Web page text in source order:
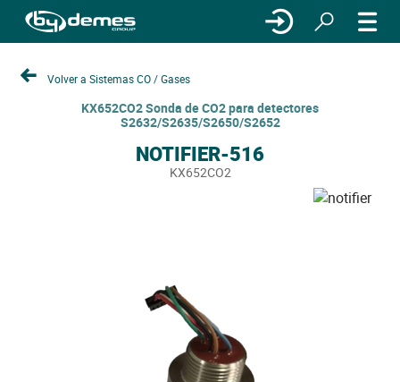
Volver a Sistemas CO / Gases
KX652CO2 Sonda de CO2 para detectores
S2632/S2635/S2650/S2652
NOTIFIER-516
KX652CO2